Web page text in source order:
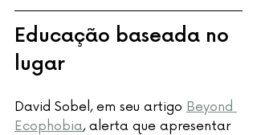
Educação baseada no
lugar
David Sobel, em seu artigo Beyond
Ecophobia, alerta que apresentar